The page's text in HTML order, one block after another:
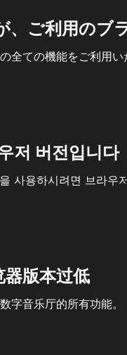
、ご利用のブ
全ての機能をご利用
저 버전입니다
사용하시려면 브라우
器版本过低
字音乐厅的所有功能。